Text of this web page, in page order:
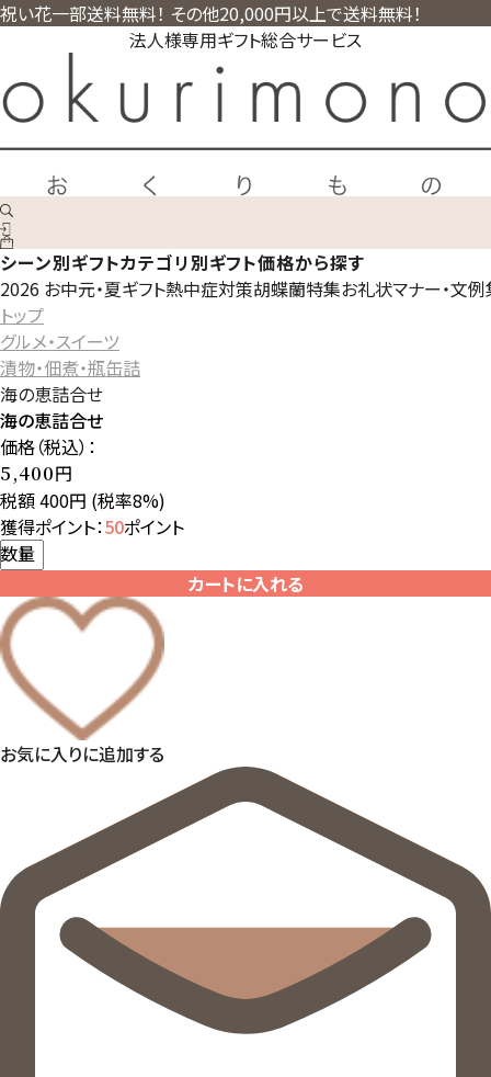
祝い花一部送料無料！ その他20,000円以上で送料無料！
法人様専用ギフト総合サービス
シーン別ギフトカテゴリ別ギフト価格から探す
2026 お中元・夏ギフト熱中症対策胡蝶蘭特集お礼状マナー・文
トップ
グルメ・スイーツ
漬物・佃煮・瓶缶詰
海の恵詰合せ
海の恵詰合せ
価格（税込）：
5,400円
税額 400円 (税率8%)
獲得ポイント：50ポイント
数量
カートに入れる
お気に入りに追加する